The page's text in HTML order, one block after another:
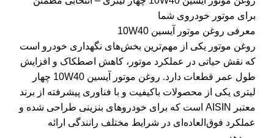
برای موتور خودروی شما
معرفی روغن موتور آیسین 10W40
روغن موتور یکی از مهم‌ترین بخش‌های نگهداری خودرو است
که نقش حیاتی در عملکرد موتور، کاهش اصطکاک و افزایش
طول عمر قطعات دارد. روغن موتور آیسین 10W40 چهار
لیتری یکی از محصولات باکیفیت و با فناوری پیشرفته از برند
معتبر AISIN است که برای خودروهای بنزینی طراحی شده و
عملکرد فوق‌العاده‌ای در شرایط مختلف رانندگی ارائه